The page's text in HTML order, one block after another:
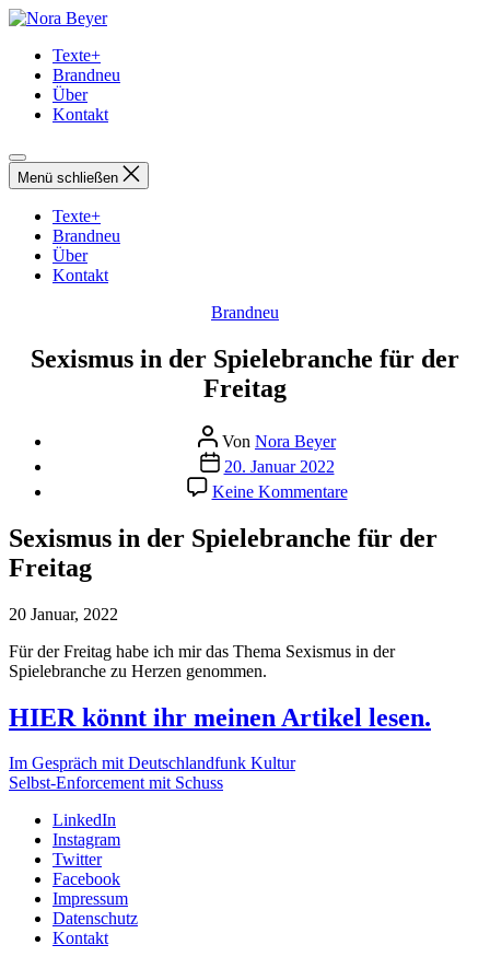
Direkt
Inhalt
wechseln
Nora
Texte+
Brandneu
Über
Kontakt
Menü schließen
Texte+
Brandneu
Über
Kontakt
Kategorien
Brandneu
Sexismus in der Spielebranche für der
Freitag
Beitragsautor
Von Nora Beyer
Beitragsdatum
20. Januar 2022
Keine Kommentarezu
Sexismus
der
Sexismus in der Spielebranche für der
Freitag
20 Januar, 2022
Für der Freitag habe ich mir das Thema Sexismus in der
Spielebranche zu Herzen genommen.
HIER könnt ihr meinen Artikel lesen.
Im Gespräch mit Deutschlandfunk Kultur
Selbst-Enforcement mit Schuss
LinkedIn
Instagram
Twitter
Facebook
Impressum
Datenschutz
Kontakt